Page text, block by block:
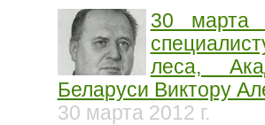
30 марта
леса,
Беларуси Виктору
30 марта 2012 г.